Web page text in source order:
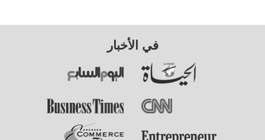
في الأخبار